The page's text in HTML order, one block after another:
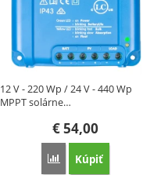
12 V - 220 Wp / 24 V - 440 Wp
MPPT solárne…
€54,00
Porovnať
Kúpiť